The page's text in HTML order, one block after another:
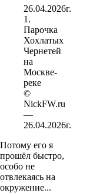
1.
Парочка
Хохлатых
Чернетей
на
Москве-
реке
©
NickFW.ru
—
26.04.2026г.
Потому его я
прошёл быстро,
особо не
отвлекаясь на
окружение...